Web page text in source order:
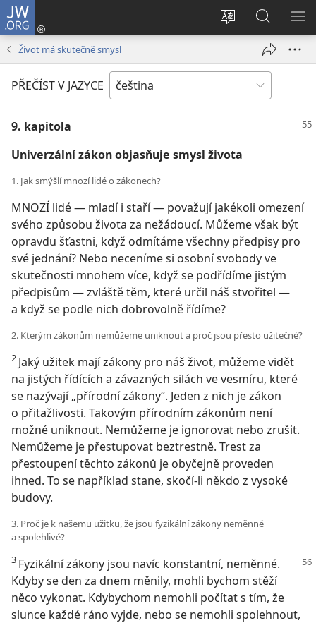
JW.ORG
Změnit
stránek
Přihlásit
se
okno)
Hledat
na
JW.ORG
Život má skutečně smysl
PŘEČÍST V JAZYCE
9. kapitola
Univerzální zákon objasňuje smysl života
1. Jak smýšlí mnozí lidé o zákonech?
MNOZÍ lidé — mladí i staří — považují jakékoli omezení
svého způsobu života za nežádoucí. Můžeme však být
opravdu šťastni, když odmítáme všechny předpisy pro
své jednání? Nebo neceníme si osobní svobody ve
skutečnosti mnohem více, když se podřídíme jistým
předpisům — zvláště těm, které určil náš stvořitel —
a když se podle nich dobrovolně řídíme?
2. Kterým zákonům nemůžeme uniknout a proč jsou přesto užitečné?
2 Jaký užitek mají zákony pro náš život, můžeme vidět
na jistých řídících a závazných silách ve vesmíru, které
se nazývají „přírodní zákony“. Jeden z nich je zákon
o přitažlivosti. Takovým přírodním zákonům není
možné uniknout. Nemůžeme je ignorovat nebo zrušit.
Nemůžeme je přestupovat beztrestně. Trest za
přestoupení těchto zákonů je obyčejně proveden
ihned. To se například stane, skočí-li někdo z vysoké
budovy.
3. Proč je k našemu užitku, že jsou fyzikální zákony neměnné
a spolehlivé?
3 Fyzikální zákony jsou navíc konstantní, neměnné.
Kdyby se den za dnem měnily, mohli bychom stěží
něco vykonat. Kdybychom nemohli počítat s tím, že
slunce každé ráno vyjde, nebo se nemohli spolehnout,